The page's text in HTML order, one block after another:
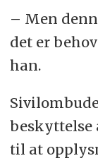
– Men
det er
han.
beskyttelse
til at